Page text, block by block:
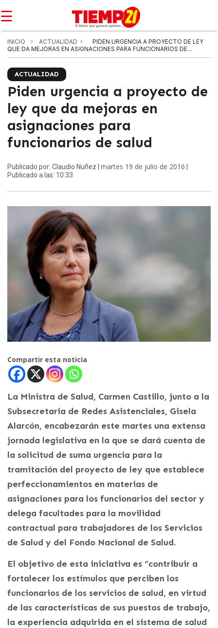
☰
INICIO ACTUALIDAD
PIDEN URGENCIA A PROYECTO DE LEY
QUE DA MEJORAS EN ASIGNACIONES PARA FUNCIONARIOS DE...
ACTUALIDAD
Piden urgencia a proyecto de
ley que da mejoras en
asignaciones para
funcionarios de salud
Publicado por: Claudio Nuñez | martes 19 de julio de 2016
Publicado a las: 10:33
Compartir esta noticia
La Ministra de Salud, Carmen Castillo, junto a la
Subsecretaria de Redes Asistenciales, Gisela
Alarcón, encabezarán este martes una extensa
jornada legislativa en la que se dará cuenta de
la solicitud de suma urgencia para la
tramitación del proyecto de ley que establece
perfeccionamientos en materias de
asignaciones para los funcionarios del sector y
delega facultades para la movilidad
contractual para trabajadores de los Servicios
de Salud y del Fondo Nacional de Salud.
El objetivo de esta iniciativa es “contribuir a
fortalecer los estímulos que perciben los
funcionarios de los servicios de salud, en virtud
de las características de sus puestos de trabajo,
la experiencia adquirida en el sistema de salud